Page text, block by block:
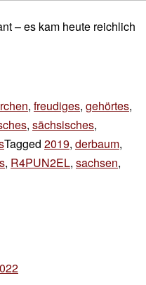
– es kam heute reichlich
, freudiges, gehörtes,
, sächsisches,
Tagged 2019, derbaum,
, R4PUN2EL, sachsen,